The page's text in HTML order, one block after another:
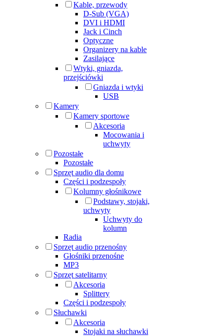
Kable, przewody
D-Sub (VGA)
DVI i HDMI
Jack i Cinch
Optyczne
Organizery na kable
Zasilające
Wtyki, gniazda,
przejściówki
Gniazda i wtyki
USB
Kamery
Kamery sportowe
Akcesoria
Mocowania i
uchwyty
Pozostałe
Pozostałe
Sprzęt audio dla domu
Części i podzespoły
Kolumny głośnikowe
Podstawy, stojaki,
uchwyty
Uchwyty do
kolumn
Radia
Sprzęt audio przenośny
Głośniki przenośne
MP3
Sprzęt satelitarny
Akcesoria
Splittery
Części i podzespoły
Słuchawki
Akcesoria
Stojaki na słuchawki